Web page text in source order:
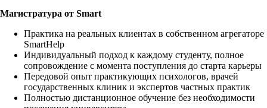
Магистратура от Smart
Практика на реальных клиентах в собственном агрегаторе
SmartHelp
Индивидуальный подход к каждому студенту, полное
сопровождение с момента поступления до старта карьеры
Передовой опыт практикующих психологов, врачей
государственных клиник и экспертов частных практик
Полностью дистанционное обучение без необходимости